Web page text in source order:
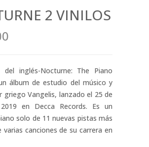
2 VINILOS
del inglés-Nocturne: The Piano
álbum de estudio del músico y
griego Vangelis, lanzado el 25 de
en Decca Records. Es un
solo de 11 nuevas pistas más
varias canciones de su carrera en